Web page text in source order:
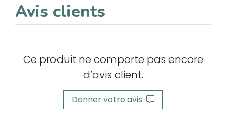
Avis clients
Ce produit ne comporte pas encore
d’avis client.
Donner votre avis